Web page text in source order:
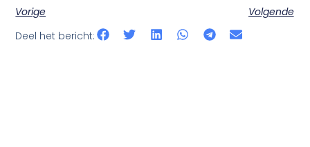
Vorige
Volgende
Deel het bericht: